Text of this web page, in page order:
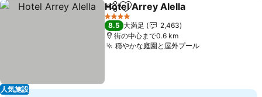
人気施設
シェアお気に入りに追加
Hotel Arrey Alella
4 ホテルのランク
8.5 大満足
2,463
街の中心まで0.6 km
穏やかな庭園と屋外プール料金を表示